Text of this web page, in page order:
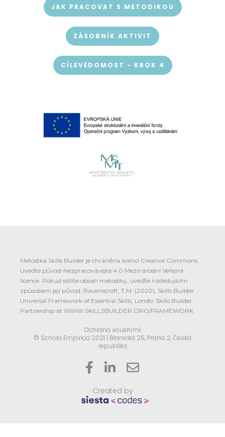
JAK PRACOVAT S METODIKOU
ZÁSOBNÍK AKTIVIT
CÍLEVĚDOMOST - KROK 4
Metodika Skills Builder je chráněna licencí Creative Commons.
Uveďte původ-Nezpracovávejte 4.0 Mezinárodní Veřejná
licence. Pokud sdílíte obsah metodiky, uveďte následujícím
způsobem její původ: Ravenscroft, T.M. (2020), Skills Builder
Universal Framework of Essential Skills, Londo: Skills Builder
Partnership at WWW.SKILLSBUILDER.ORG/FRAMEWORK
Ochrana soukromí
© Schola Empirica 2021 | Blanická 25, Praha 2, Česká
republika
  
Created by